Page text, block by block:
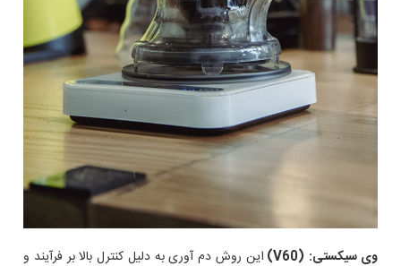
وی سیکستی:
(
V60
) این روش دم آوری به دلیل کنترل بالا بر فرآیند و